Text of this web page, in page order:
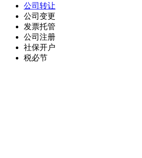
公司转让
公司变更
发票托管
公司注册
社保开户
税必节